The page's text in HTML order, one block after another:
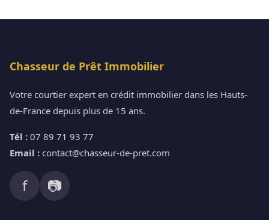
Chasseur de Prêt Immobilier
Votre courtier expert en crédit immobilier dans les Hauts-
de-France depuis plus de 15 ans.
Tél : 07 89 71 93 77
Email : contact@chasseur-de-pret.com
f 📷